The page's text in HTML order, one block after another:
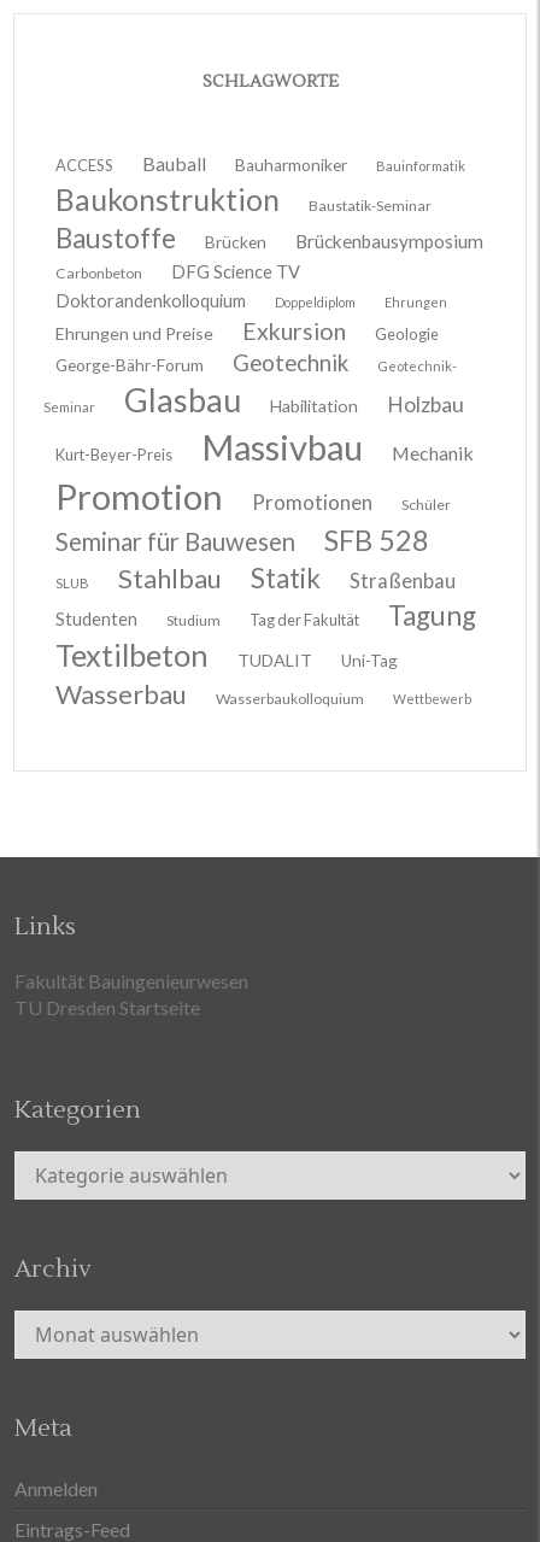
SCHLAGWORTE
ACCESS Bauball Bauharmoniker Bauinformatik
Baukonstruktion Baustatik-Seminar
Baustoffe Brücken Brückenbausymposium
Carbonbeton
DFG Science TV
Doktorandenkolloquium
Doppeldiplom Ehrungen
Ehrungen und Preise Exkursion
Geologie
George-Bähr-Forum
Geotechnik Geotechnik-
Seminar Glasbau Habilitation Holzbau
Kurt-Beyer-Preis Massivbau Mechanik
Promotion Promotionen Schüler
Seminar für Bauwesen SFB 528
SLUB Stahlbau Statik Straßenbau
Studenten Studium Tag der Fakultät Tagung
Textilbeton TUDALIT Uni-Tag
Wasserbau Wasserbaukolloquium Wettbewerb
Links
Fakultät Bauingenieurwesen
TU Dresden Startseite
Kategorien
Kategorien
Archiv
Archiv
Meta
Anmelden
Eintrags-Feed